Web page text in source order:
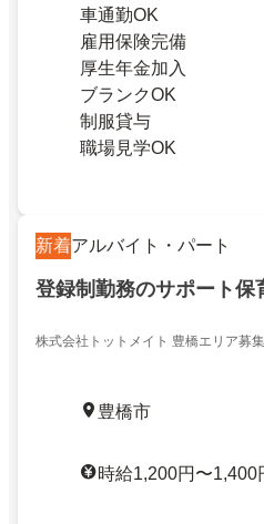
車通勤OK
雇用保険完備
厚生年金加入
ブランクOK
制服貸与
職場見学OK
新着アルバイト・パート
登録制勤務のサポート保
株式会社トットメイト 豊橋エリア募集
豊橋市
時給1,200円〜1,400